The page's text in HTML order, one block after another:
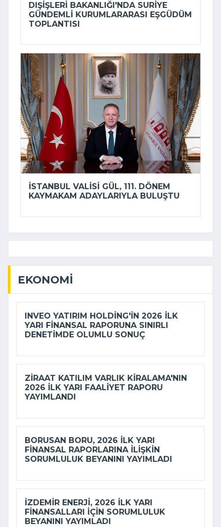
DIŞIŞLERI BAKANLIĞI'NDA SURIYE
GÜNDEMLI KURUMLARARASI EŞGÜDÜM
TOPLANTISI
İSTANBUL VALISI GÜL, 111. DÖNEM
KAYMAKAM ADAYLARIYLA BULUŞTU
EKONOMI
INVEO YATIRIM HOLDING'IN 2026 ILK
YARI FINANSAL RAPORUNA SINIRLI
DENETIMDE OLUMLU SONUÇ
ZIRAAT KATILIM VARLIK KIRALAMA'NIN
2026 ILK YARI FAALIYET RAPORU
YAYIMLANDI
BORUSAN BORU, 2026 ILK YARI
FINANSAL RAPORLARINA ILIŞKIN
SORUMLULUK BEYANINI YAYIMLADI
İZDEMİR ENERJI, 2026 ILK YARI
FINANSALLARI IÇIN SORUMLULUK
BEYANINI YAYIMLADI